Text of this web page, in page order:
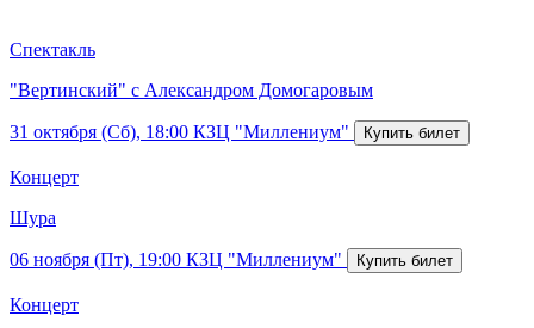
Спектакль
"Вертинский" с Александром Домогаровым
31 октября (Сб), 18:00 КЗЦ "Миллениум"
Концерт
Шура
06 ноября (Пт), 19:00 КЗЦ "Миллениум"
Концерт